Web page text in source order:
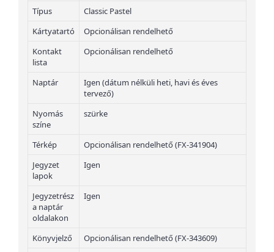
Típus
Classic Pastel
Kártyatartó
Opcionálisan rendelhető
Kontakt
lista
Opcionálisan rendelhető
Naptár
Igen (dátum nélküli heti, havi és éves
tervező)
Nyomás
színe
szürke
Térkép
Opcionálisan rendelhető (FX-341904)
Jegyzet
lapok
Igen
Jegyzetrész
a naptár
oldalakon
Igen
Könyvjelző
Opcionálisan rendelhető (FX-343609)